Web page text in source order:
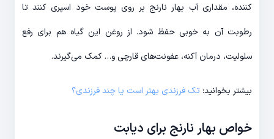
کننده، مقداری آب بهار نارنج بر روی پوست خود اسپری کنند تا
رطوبت آن به خوبی حفظ شود. از روغن این گیاه هم برای رفع
سلولیت، درمان آکنه، عفونت‌های قارچی و… کمک می‌گیرند.
بیشتر بخوانید:تک فرزندی بهتر است یا چند فرزندی؟
خواص بهار نارنج برای دیابت